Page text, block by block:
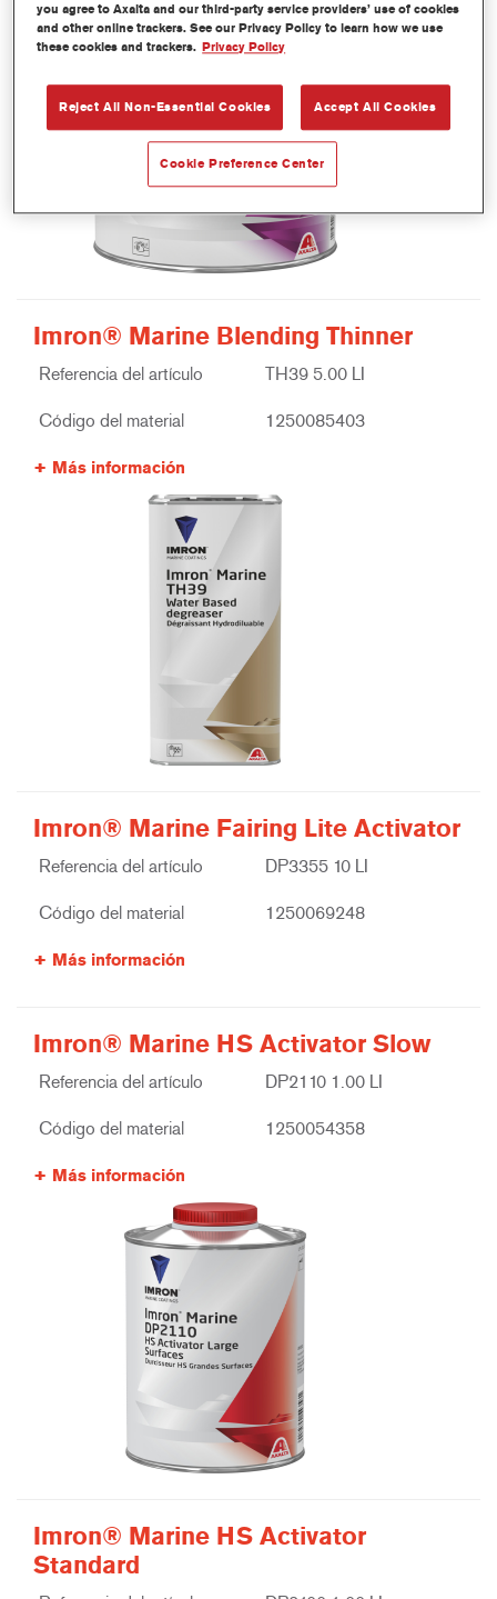
Imron® Marine Blending Thinner
Referencia del artículo TH39 5.00 LI
Código del material 1250085403
Más información
Imron® Marine Fairing Lite Activator
Referencia del artículo DP3355 10 LI
Código del material 1250069248
Más información
Imron® Marine HS Activator Slow
Referencia del artículo DP2110 1.00 LI
Código del material 1250054358
Más información
Imron® Marine HS Activator
Standard
you agree to Axalta and our third-party service providers’ use of cookies
and other online trackers. See our Privacy Policy to learn how we use
these cookies and trackers. Privacy Policy
Reject All Non-Essential Cookies Accept All Cookies
Cookie Preference Center